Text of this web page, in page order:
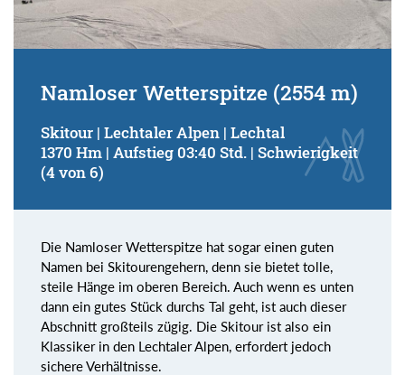
Namloser Wetterspitze (2554 m)
Skitour | Lechtaler Alpen | Lechtal
1370 Hm | Aufstieg 03:40 Std. | Schwierigkeit
(4 von 6)
Die Namloser Wetterspitze hat sogar einen guten
Namen bei Skitourengehern, denn sie bietet tolle,
steile Hänge im oberen Bereich. Auch wenn es unten
dann ein gutes Stück durchs Tal geht, ist auch dieser
Abschnitt großteils zügig. Die Skitour ist also ein
Klassiker in den Lechtaler Alpen, erfordert jedoch
sichere Verhältnisse.